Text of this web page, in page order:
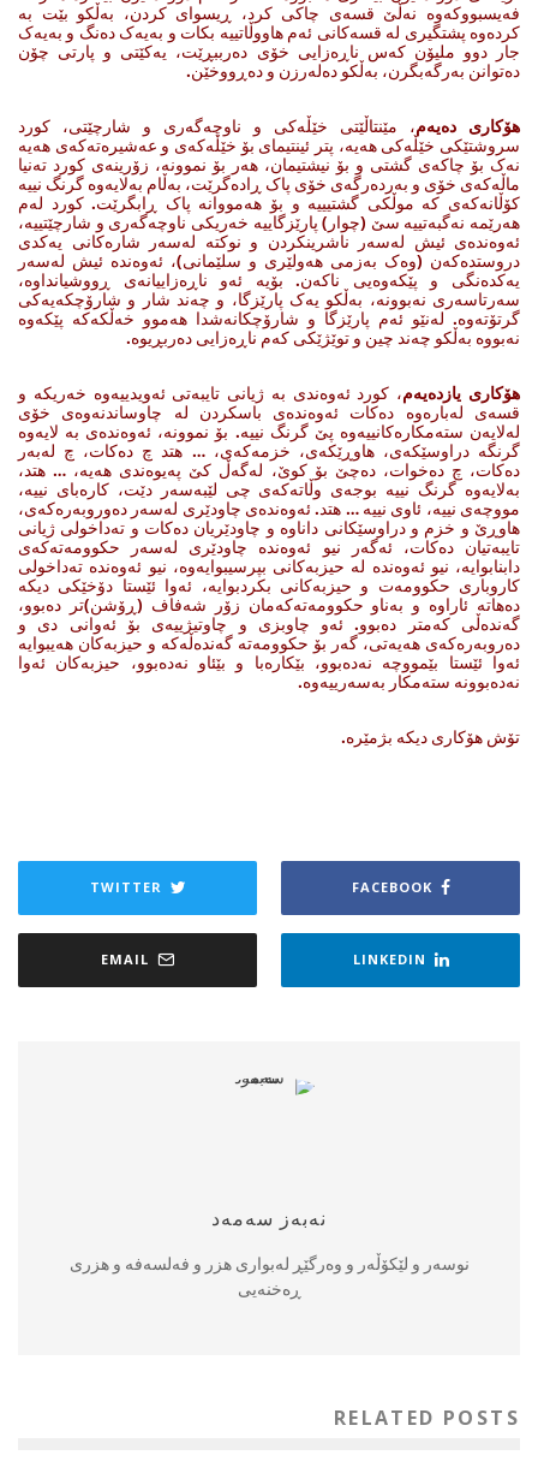
فەیسبووکەوە نەڵێ قسەی چاکی کرد، ڕیسوای کردن، بەڵکو بێت بە
کردەوە پشتگیری لە قسەکانی ئەم هاووڵاتییە بکات و بەیەک دەنگ و بەیەک
جار دوو ملیۆن کەس ناڕەزایی خۆی دەرببڕێت، یەکێتی و پارتی چۆن
دەتوانن بەرگەبگرن، بەڵکو دەلەرزن و دەڕووخێن.
هۆکاری دەیەم، مێنتاڵێتی خێڵەکی و ناوچەگەری و شارچێتی، کورد
سروشتێکی خێڵەکی هەیە، پتر ئینتیمای بۆ خێڵەکەی و عەشیرەتەکەی هەیە
نەک بۆ چاکەی گشتی و بۆ نیشتیمان، هەر بۆ نموونە، زۆرینەی کورد تەنیا
ماڵەکەی خۆی و بەردەرگەی خۆی پاک ڕادەگرێت، بەڵام بەلایەوە گرنگ نییە
کۆڵانەکەی کە موڵکی گشتیییە و بۆ هەمووانە پاک ڕابگرێت. کورد لەم
هەرێمە نەگبەتییە سێ (چوار) پارێزگاییە خەریکی ناوچەگەری و شارچێتییە،
ئەوەندەی ئیش لەسەر ناشرینکردن و نوکتە لەسەر شارەکانی یەکدی
دروستدەکەن (وەک بەزمی هەولێری و سلێمانی)، ئەوەندە ئیش لەسەر
یەکدەنگی و پێکەوەیی ناکەن. بۆیە ئەو ناڕەزاییانەی ڕووشیانداوە،
سەرتاسەری نەبوونە، بەڵکو یەک پارێزگا، و چەند شار و شارۆچکەیەکی
گرتۆتەوە. لەنێو ئەم پارێزگا و شارۆچکانەشدا هەموو خەڵکەکە پێکەوە
نەبووە بەڵکو چەند چین و توێژێکی کەم ناڕەزایی دەربڕیوە.
هۆکاری یازدەیەم، کورد ئەوەندی بە ژیانی تایبەتی ئەویدییەوە خەریکە و
قسەی لەبارەوە دەکات ئەوەندەی باسکردن لە چاوساندنەوەی خۆی
لەلایەن ستەمکارەکانییەوە پێ گرنگ نییە. بۆ نموونە، ئەوەندەی بە لایەوە
گرنگە دراوسێکەی، هاوڕێکەی، خزمەکەی، … هتد چ دەکات، چ لەبەر
دەکات، چ دەخوات، دەچێ بۆ کوێ، لەگەڵ کێ پەیوەندی هەیە، … هتد،
بەلایەوە گرنگ نییە بوجەی وڵاتەکەی چی لێبەسەر دێت، کارەبای نییە،
مووچەی نییە، ئاوی نییە … هتد. ئەوەندەی چاودێری لەسەر دەوروبەرەکەی،
هاوڕێ و خزم و دراوسێکانی داناوە و چاودێریان دەکات و تەداخولی ژیانی
تایبەتیان دەکات، ئەگەر نیو ئەوەندە چاودێری لەسەر حکوومەتەکەی
دابنابوایە، نیو ئەوەندە لە حیزبەکانی بپرسیبوایەوە، نیو ئەوەندە تەداخولی
کاروباری حکوومەت و حیزبەکانی بکردبوایە، ئەوا ئێستا دۆخێکی دیکە
دەهاتە ئاراوە و بەناو حکوومەتەکەمان زۆر شەفاف (ڕۆشن)تر دەبوو،
گەندەڵی کەمتر دەبوو. ئەو چاوبزی و چاوتیژییەی بۆ ئەوانی دی و
دەروبەرەکەی هەیەتی، گەر بۆ حکوومەتە گەندەڵەکە و حیزبەکان هەیبوایە
ئەوا ئێستا بێمووچە نەدەبوو، بێکارەبا و بێئاو نەدەبوو، حیزبەکان ئەوا
نەدەبوونە ستەمکار بەسەرییەوە.
تۆش هۆکاری دیکە بژمێرە.
FACEBOOK
TWITTER
LINKEDIN
EMAIL
نه‌به‌ز سه‌مه‌د
نوسه‌ر و لێكۆڵه‌ر و وه‌رگێڕ له‌بواری هزر و فه‌لسه‌فه‌ و هزری
ڕه‌خنه‌یی
RELATED POSTS